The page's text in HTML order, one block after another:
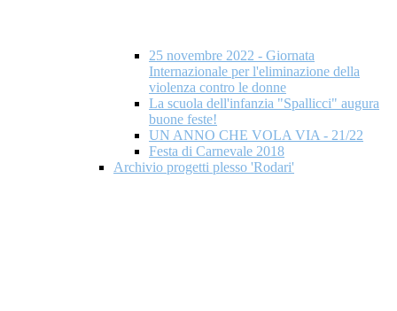
25 novembre 2022 - Giornata
Internazionale per l'eliminazione della
violenza contro le donne
La scuola dell'infanzia "Spallicci" augura
buone feste!
UN ANNO CHE VOLA VIA - 21/22
Festa di Carnevale 2018
Archivio progetti plesso 'Rodari'